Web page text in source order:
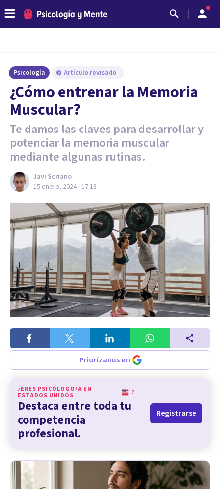
Psicología Artículo revisado
¿Cómo entrenar la Memoria
Muscular?
Te damos las claves para desarrollar y
potenciar la memoria muscular
mediante algunas rutinas.
Javi Soriano
15 enero, 2024 - 17:18
Priorízanos en
¿ERES PSICÓLOGO/A EN
ESTADOS UNIDOS
?
Destaca entre toda tu
competencia
profesional.
Registrarse